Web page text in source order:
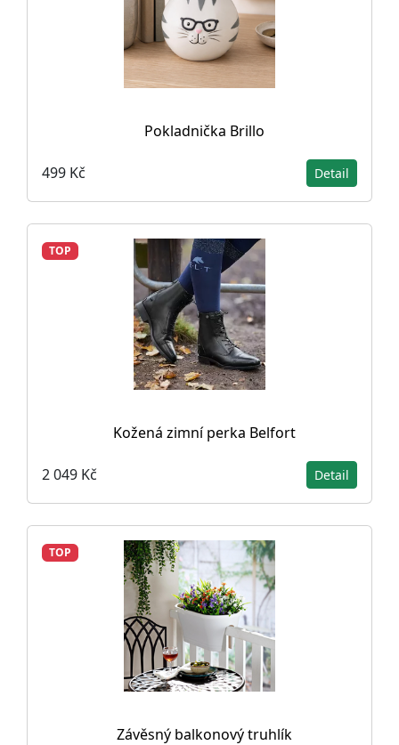
Pokladnička Brillo
499 Kč Detail
TOP
Kožená zimní perka Belfort
2 049 Kč Detail
TOP
Závěsný balkonový truhlík